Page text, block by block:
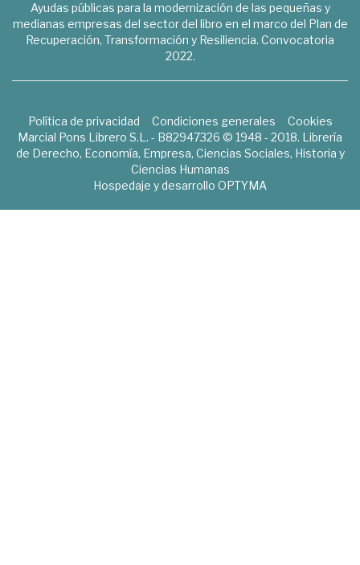
Ayudas públicas para la modernización de las pequeñas y
medianas empresas del sector del libro en el marco del Plan de
Recuperación, Transformación y Resiliencia. Convocatoria
2022.
Política de privacidad Condiciones generales
Cookies
Marcial Pons Librero S.L. - B82947326 © 1948 - 2018. Librería
de Derecho, Economía, Empresa, Ciencias Sociales, Historia y
Ciencias Humanas
Hospedaje y desarrollo OPTYMA